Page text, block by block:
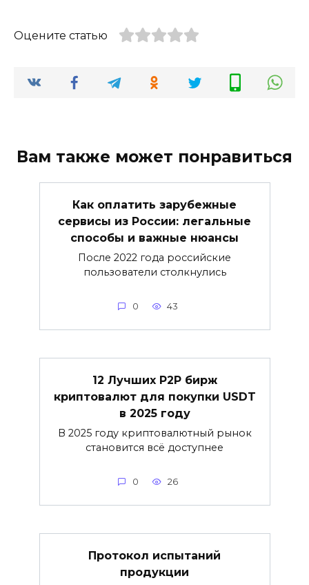
Оцените статью
Вам также может понравиться
Как оплатить зарубежные
сервисы из России: легальные
способы и важные нюансы
После 2022 года российские
пользователи столкнулись
0 43
12 Лучших P2P бирж
криптовалют для покупки USDT
в 2025 году
В 2025 году криптовалютный рынок
становится всё доступнее
0 26
Протокол испытаний
продукции